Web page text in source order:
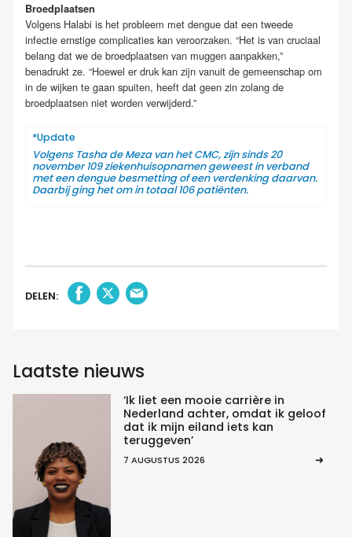
Broedplaatsen
Volgens Halabi is het probleem met dengue dat een tweede
infectie ernstige complicaties kan veroorzaken. “Het is van cruciaal
belang dat we de broedplaatsen van muggen aanpakken,”
benadrukt ze. “Hoewel er druk kan zijn vanuit de gemeenschap om
in de wijken te gaan spuiten, heeft dat geen zin zolang de
broedplaatsen niet worden verwijderd.”
*Update
Volgens Tasha de Meza van het CMC, zijn sinds 20
november 109 ziekenhuisopnamen geweest in verband
met een dengue besmetting of een verdenking daarvan.
Daarbij ging het om in totaal 106 patiënten.
DELEN:
Laatste nieuws
‘Ik liet een mooie carrière in
Nederland achter, omdat ik geloof
dat ik mijn eiland iets kan
teruggeven’
7 AUGUSTUS 2026